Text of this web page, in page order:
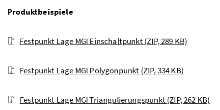
Produktbeispiele
Festpunkt Lage MGI Einschaltpunkt(ZIP, 289 KB)
Festpunkt Lage MGI Polygonpunkt (ZIP, 334 KB)
Festpunkt Lage MGI Triangulierungspunkt(ZIP, 262 KB)